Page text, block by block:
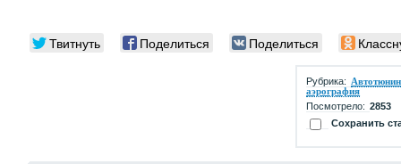
Твитнуть Поделиться Поделиться
Рубрика:
аэрография
Посмотрело: 2853
Сохранить